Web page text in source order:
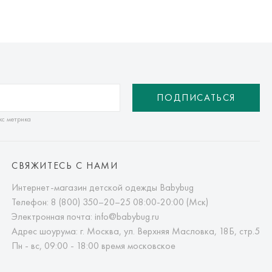
России в страны Таможенного союза (Беларусь),
с последующей курьерской доставкой до адресата
транспортной компании. Доставка осуществляется в
компании.
метрика
ПОДПИСАТЬСЯ
СВЯЖИТЕСЬ С НАМИ
Интернет-магазин детской одежды Babybug
Телефон: 8 (800) 350–20–25 08:00-20:00 (Мск)
Электронная почта: info@babybug.ru
Адрес шоурума: г. Москва, ул. Верхняя Масловка, 18Б, стр.5
Пн - вс, 09:00 - 18:00 время московское